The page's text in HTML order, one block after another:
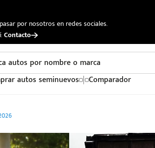
por nosotros en redes sociales.
Contacto
autos por nombre o marca
autos seminuevos Comparador